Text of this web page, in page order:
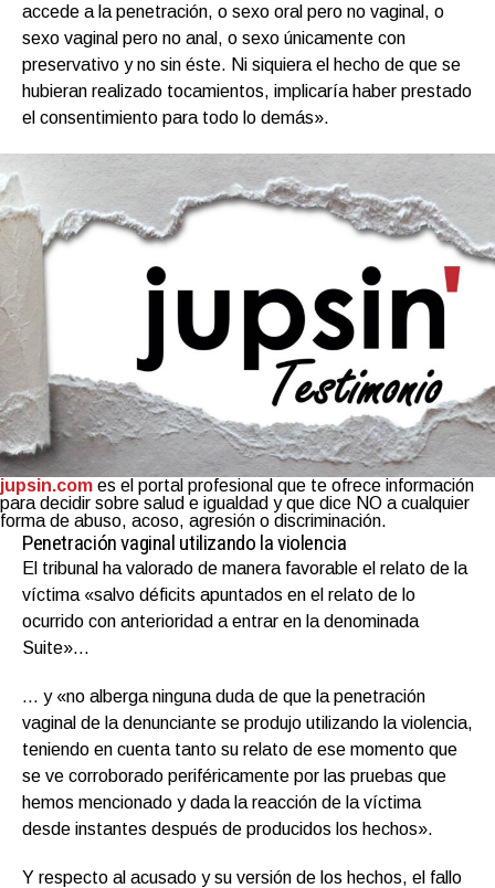
accede a la penetración, o sexo oral pero no vaginal, o
sexo vaginal pero no anal, o sexo únicamente con
preservativo y no sin éste. Ni siquiera el hecho de que se
hubieran realizado tocamientos, implicaría haber prestado
el consentimiento para todo lo demás».
jupsin.com es el portal profesional que te ofrece información
para decidir sobre salud e igualdad y que dice NO a cualquier
forma de abuso, acoso, agresión o discriminación.
Penetración vaginal utilizando la violencia
El tribunal ha valorado de manera favorable el relato de la
víctima «salvo déficits apuntados en el relato de lo
ocurrido con anterioridad a entrar en la denominada
Suite»…
… y «no alberga ninguna duda de que la penetración
vaginal de la denunciante se produjo utilizando la violencia,
teniendo en cuenta tanto su relato de ese momento que
se ve corroborado periféricamente por las pruebas que
hemos mencionado y dada la reacción de la víctima
desde instantes después de producidos los hechos».
Y respecto al acusado y su versión de los hechos, el fallo